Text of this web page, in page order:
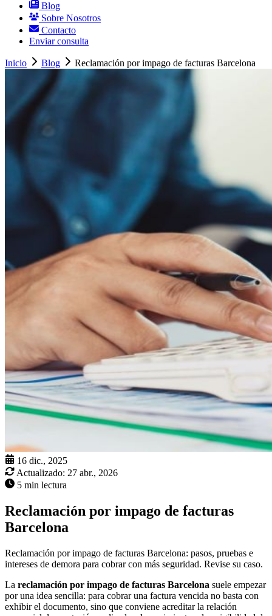
Blog
Sobre Nosotros
Contacto
Enviar consulta
Inicio Blog Reclamación por impago de facturas Barcelona
16 dic., 2025
Actualizado: 27 abr., 2026
5 min lectura
Reclamación por impago de facturas
Barcelona
Reclamación por impago de facturas Barcelona: pasos, pruebas e
intereses de demora para cobrar con más seguridad. Revise su caso.
La reclamación por impago de facturas Barcelona suele empezar
por una idea sencilla: para cobrar una factura vencida no basta con
exhibir el documento, sino que conviene acreditar la relación